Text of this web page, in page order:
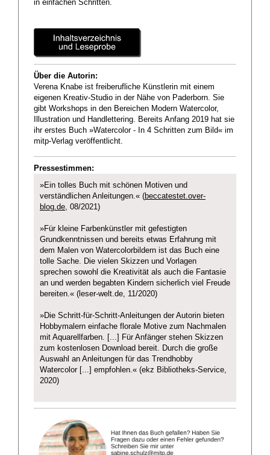
in einfachen Schritten.
Über die Autorin:
Verena Knabe ist freiberufliche Künstlerin mit einem
eigenen Kreativ-Studio in der Nähe von Paderborn. Sie
gibt Workshops in den Bereichen Modern Watercolor,
Illustration und Handlettering. Bereits Anfang 2019 hat sie
ihr erstes Buch »Watercolor - In 4 Schritten zum Bild« im
mitp-Verlag veröffentlicht.
Pressestimmen:
»Ein tolles Buch mit schönen Motiven und
verständlichen Anleitungen.« (beccatestet.over-
blog.de , 08/2021)
»Für kleine Farbenkünstler mit gefestigten
Grundkenntnissen und bereits etwas Erfahrung mit
dem Malen von Watercolorbildern ist das Buch eine
tolle Sache. Die vielen Skizzen und Vorlagen
sprechen sowohl die Kreativität als auch die Fantasie
an und werden begabten Kindern sicherlich viel Freude
bereiten.« (leser-welt.de, 11/2020)
»Die Schritt-für-Schritt-Anleitungen der Autorin bieten
Hobbymalern einfache florale Motive zum Nachmalen
mit Aquarellfarben. [...] Für Anfänger stehen Skizzen
zum kostenlosen Download bereit. Durch die große
Auswahl an Anleitungen für das Trendhobby
Watercolor [...] empfohlen.« (ekz Bibliotheks-Service,
2020)